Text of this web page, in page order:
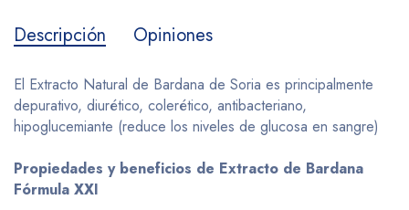
Descripción Opiniones
El Extracto Natural de Bardana de Soria es principalmente
depurativo, diurético, colerético, antibacteriano,
hipoglucemiante (reduce los niveles de glucosa en sangre)
Propiedades y beneficios de Extracto de Bardana
Fórmula XXI